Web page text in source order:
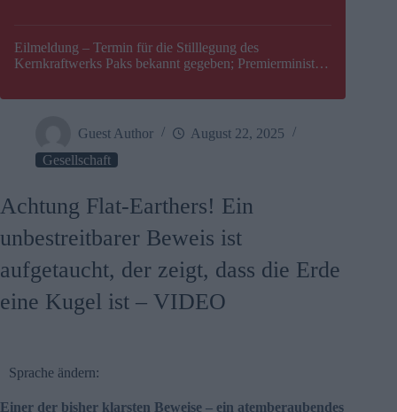
Eilmeldung – Termin für die Stilllegung des
Kernkraftwerks Paks bekannt gegeben; Premierminister
Guest Author
August 22, 2025
Gesellschaft
Achtung Flat-Earthers! Ein
unbestreitbarer Beweis ist
aufgetaucht, der zeigt, dass die Erde
eine Kugel ist – VIDEO
Sprache ändern:
Einer der bisher klarsten Beweise – ein atemberaubendes